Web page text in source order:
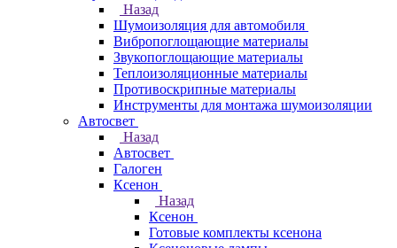
Назад
Шумоизоляция для автомобиля
Вибропоглощающие материалы
Звукопоглощающие материалы
Теплоизоляционные материалы
Противоскрипные материалы
Инструменты для монтажа шумоизоляции
Автосвет
Назад
Автосвет
Галоген
Ксенон
Назад
Ксенон
Готовые комплекты ксенона